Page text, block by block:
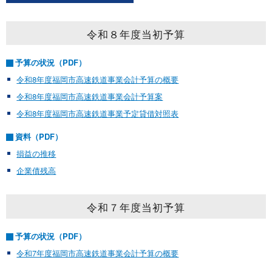
令和８年度当初予算
予算の状況（PDF）
令和8年度福岡市高速鉄道事業会計予算の概要
令和8年度福岡市高速鉄道事業会計予算案
令和8年度福岡市高速鉄道事業予定貸借対照表
資料（PDF）
損益の推移
企業債残高
令和７年度当初予算
予算の状況（PDF）
令和7年度福岡市高速鉄道事業会計予算の概要